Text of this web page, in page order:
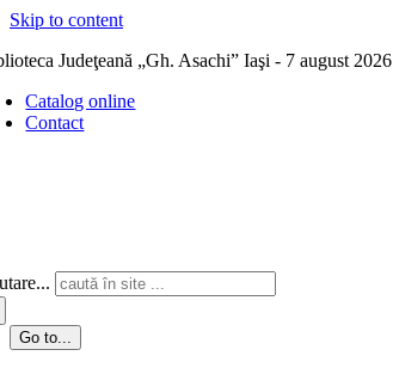
Skip to content
Judeţeană „Gh. Asachi” Iaşi - 7 august 2026
Catalog online
Contact
Go to...